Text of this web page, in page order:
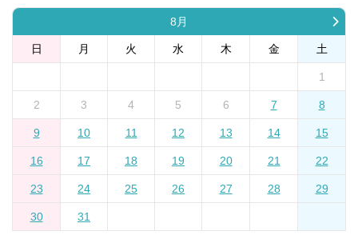
8月
日 月 火 水 木 金 土
1
2 3 4 5 6 7 8
9 10 11 12 13 14 15
16 17 18 19 20 21 22
23 24 25 26 27 28 29
30 31